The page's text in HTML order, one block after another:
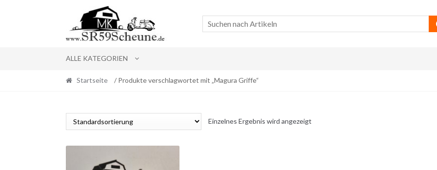
navigation
content
ALLE KATEGORIEN
Startseite / Produkte verschlagwortet mit „Magura Griffe“
Einzelnes Ergebnis wird angezeigt